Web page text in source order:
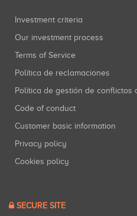
Investment criteria
Our investment process
Terms of Service
Política de reclamaciones
Política de gestión de conflictos
Code of conduct
Customer basic information
Privacy policy
Cookies policy
SECURE SITE